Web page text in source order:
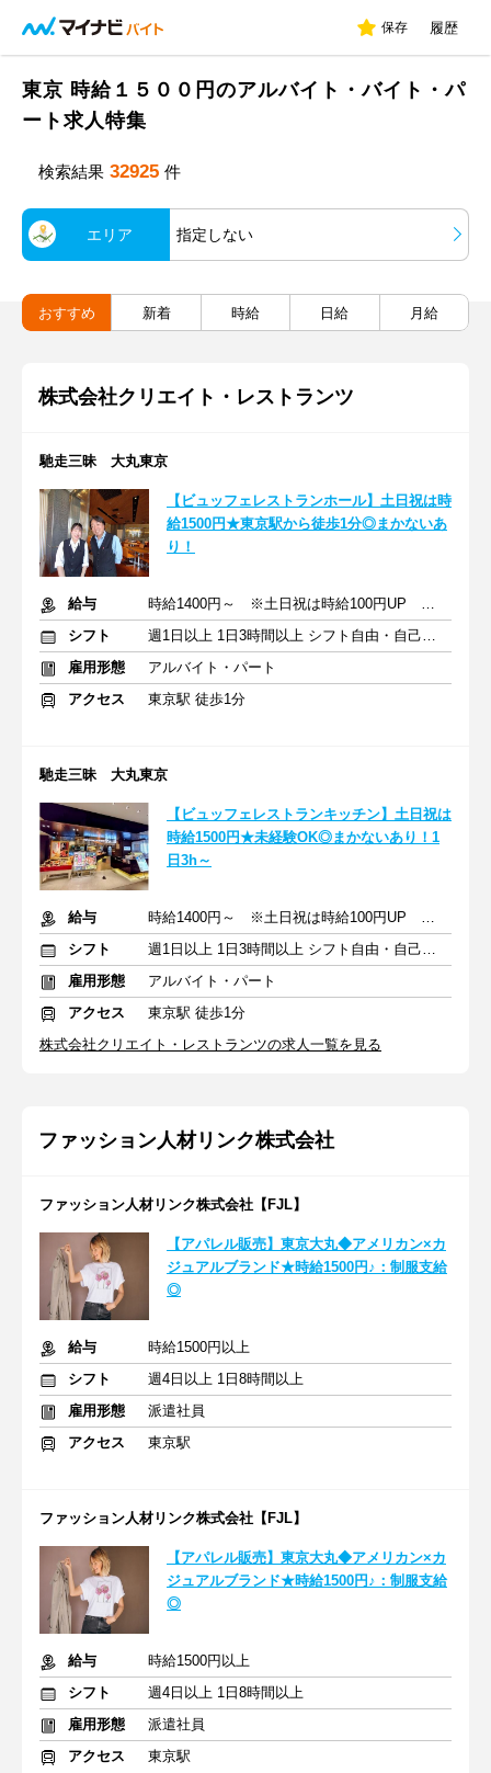
保存 履歴
東京 時給１５００円のアルバイト・バイト・パ
ート求人特集
検索結果 32925 件
エリア 指定しない
おすすめ 新着 時給 日給 月給
株式会社クリエイト・レストランツ
馳走三昧 大丸東京
【ビュッフェレストランホール】土日祝は時
給1500円★東京駅から徒歩1分◎まかないあ
り！
給与
時給1400円～ ※土日祝は時給100円UP ＋交通費支給
シフト
週1日以上 1日3時間以上 シフト自由・自己申告
雇用形態
アルバイト・パート
アクセス
東京駅 徒歩1分
馳走三昧 大丸東京
【ビュッフェレストランキッチン】土日祝は
時給1500円★未経験OK◎まかないあり！1
日3h～
給与
時給1400円～ ※土日祝は時給100円UP ＋交通費支給
シフト
週1日以上 1日3時間以上 シフト自由・自己申告
雇用形態
アルバイト・パート
アクセス
東京駅 徒歩1分
株式会社クリエイト・レストランツの求人一覧を見る
ファッション人材リンク株式会社
ファッション人材リンク株式会社【FJL】
【アパレル販売】東京大丸◆アメリカン×カ
ジュアルブランド★時給1500円♪：制服支給
◎
給与
時給1500円以上
シフト
週4日以上 1日8時間以上
雇用形態
派遣社員
アクセス
東京駅
ファッション人材リンク株式会社【FJL】
【アパレル販売】東京大丸◆アメリカン×カ
ジュアルブランド★時給1500円♪：制服支給
◎
給与
時給1500円以上
シフト
週4日以上 1日8時間以上
雇用形態
派遣社員
アクセス
東京駅